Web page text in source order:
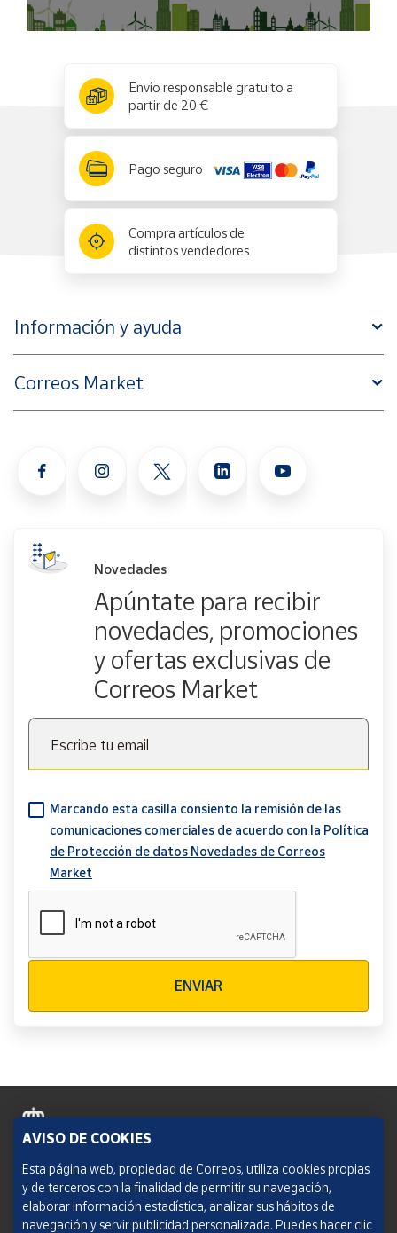
Envío responsable gratuito a
partir de 20 €
Pago seguro
Compra artículos de
distintos vendedores
Información y ayuda
Correos Market
Novedades
Apúntate para recibir
novedades, promociones
y ofertas exclusivas de
Correos Market
Escribe tu email
Marcando esta casilla consiento la remisión de las
comunicaciones comerciales de acuerdo con la Política
de Protección de datos Novedades de Correos
Market
ENVIAR
Política de cookies
Aviso legal
AVISO DE COOKIES
Esta página web, propiedad de Correos, utiliza cookies propias
y de terceros con la finalidad de permitir su navegación,
elaborar información estadística, analizar sus hábitos de
navegación y servir publicidad personalizada. Puedes hacer clic